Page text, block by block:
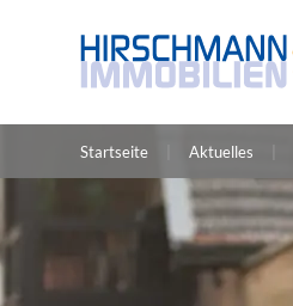
Startseite Aktuelles